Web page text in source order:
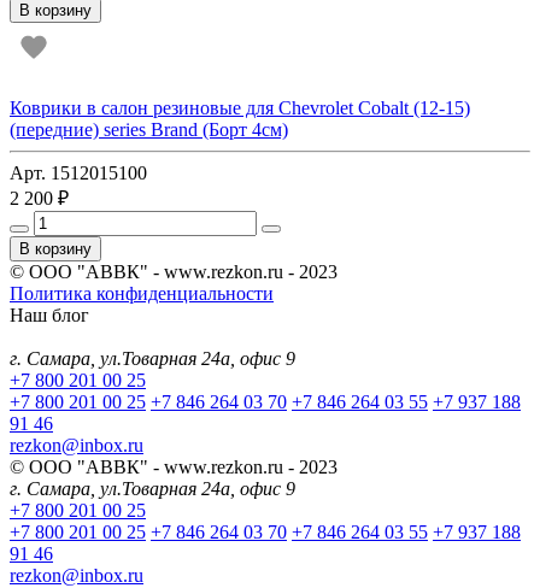
В корзину
Коврики в салон резиновые для Chevrolet Cobalt (12-15)
(передние) series Brand (Борт 4см)
Арт. 1512015100
2 200 ₽
В корзину
© ООО "АВВК" - www.rezkon.ru - 2023
Политика конфиденциальности
Наш блог
г. Самара, ул.Товарная 24а, офис 9
+7 800 201 00 25
+7 800 201 00 25 +7 846 264 03 70 +7 846 264 03 55 +7 937 188
91 46
rezkon@inbox.ru
© ООО "АВВК" - www.rezkon.ru - 2023
г. Самара, ул.Товарная 24а, офис 9
+7 800 201 00 25
+7 800 201 00 25 +7 846 264 03 70 +7 846 264 03 55 +7 937 188
91 46
rezkon@inbox.ru